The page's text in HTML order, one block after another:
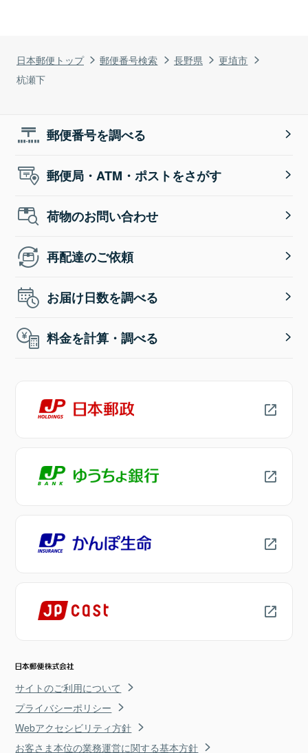
日本郵便トップ 郵便番号検索 長野県
更埴市
杭瀬下
郵便番号を調べる
郵便局・ATM・ポストをさがす
荷物のお問い合わせ
再配達のご依頼
お届け日数を調べる
料金を計算・調べる
サイトのご利用について
プライバシーポリシー
Webアクセシビリティ方針
お客さま本位の業務運営に関する基本方針